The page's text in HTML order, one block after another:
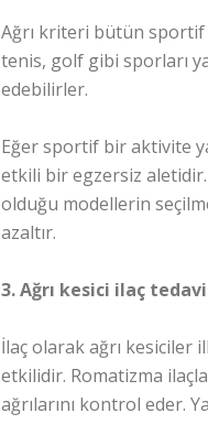
Ağrı kriteri bütün sportif
tenis, golf gibi sporları
edebilirler.
Eğer sportif bir aktivite
etkili bir egzersiz
olduğu modellerin
azaltır.
3. Ağrı kesici ilaç
İlaç olarak ağrı kesiciler
etkilidir. Romatizma
ağrılarını kontrol eder.